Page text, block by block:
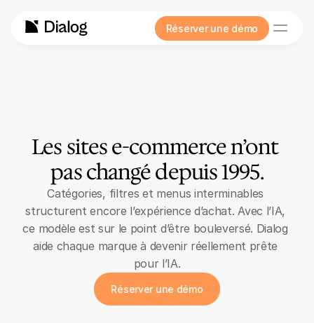
Les sites e-commerce n’ont
pas changé depuis 1995.
Catégories, filtres et menus interminables
structurent encore l’expérience d’achat. Avec l’IA,
ce modèle est sur le point d’être bouleversé. Dialog
aide chaque marque à devenir réellement prête
pour l’IA.
Réserver une démo
Réserver une démo